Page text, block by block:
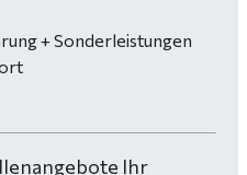
+ Sonderleistungen
Ihr